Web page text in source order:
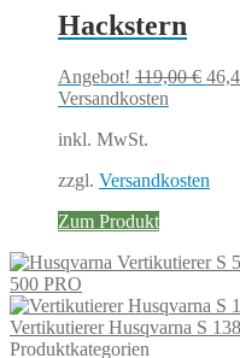
Hackstern
Angebot! 119,00€
Versandkosten
inkl. MwSt.
zzgl. Versandkosten
Zum Produkt
500 PRO
Vertikutierer Husqvarna S
Produktkategorien